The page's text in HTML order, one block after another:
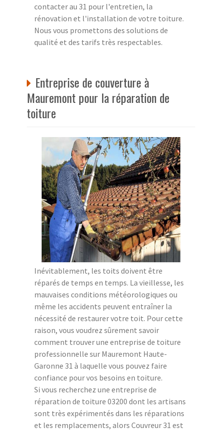
contacter au 31 pour l'entretien, la
rénovation et l'installation de votre toiture.
Nous vous promettons des solutions de
qualité et des tarifs très respectables.
Entreprise de couverture à
Mauremont pour la réparation de
toiture
Inévitablement, les toits doivent être
réparés de temps en temps. La vieillesse, les
mauvaises conditions météorologiques ou
même les accidents peuvent entraîner la
nécessité de restaurer votre toit. Pour cette
raison, vous voudrez sûrement savoir
comment trouver une entreprise de toiture
professionnelle sur Mauremont Haute-
Garonne 31 à laquelle vous pouvez faire
confiance pour vos besoins en toiture.
Si vous recherchez une entreprise de
réparation de toiture 03200 dont les artisans
sont très expérimentés dans les réparations
et les remplacements, alors Couvreur 31 est